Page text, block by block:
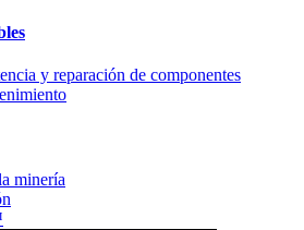
y reparación de componentes
minería